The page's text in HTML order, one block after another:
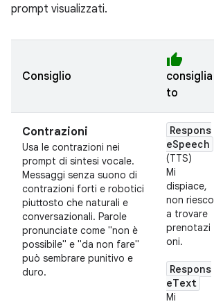
prompt visualizzati.
Consiglio
thumb_up
consiglia
to
Contrazioni
Usa le contrazioni nei
prompt di sintesi vocale.
Messaggi senza suono di
contrazioni forti e robotici
piuttosto che naturali e
conversazionali. Parole
pronunciate come "non è
possibile" e "da non fare"
può sembrare punitivo e
duro.
Respons
eSpeech
(TTS)
Mi
dispiace,
non riesco
a trovare
prenotazi
oni.
Respons
eText
Mi